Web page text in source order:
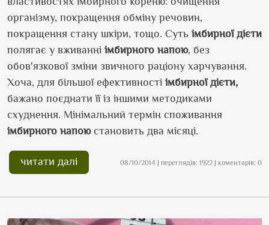
організму, покращення обміну речовин,
покращення стану шкіри, тощо. Суть імбирної дієти
полягає у вживанні імбирного напою, без
обов'язкової зміни звичного раціону харчування.
Хоча, для більшої ефективності імбирної дієти,
бажано поєднати її із іншими методиками
схуднення. Мінімальний термін споживання
імбирного напоюстановить два місяці.
читати далі 08/10/2014 | переглядів: 1922 | коментарів: 0